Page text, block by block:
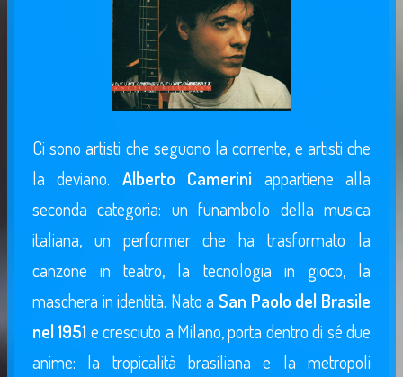
Ci sono artisti che seguono la corrente, e artisti che
la deviano. Alberto Camerini appartiene alla
seconda categoria: un funambolo della musica
italiana, un performer che ha trasformato la
canzone in teatro, la tecnologia in gioco, la
maschera in identità. Nato aSan Paolo del Brasile
nel 1951 e cresciuto a Milano, porta dentro di sé due
anime: la tropicalità brasiliana e la metropoli